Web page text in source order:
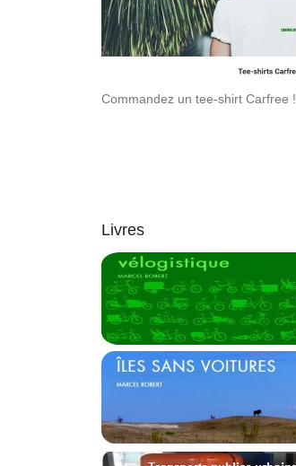
Commandez un tee-shirt Carfree !
Livres